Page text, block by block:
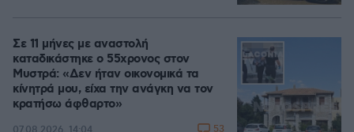
Σε 11 μήνες με αναστολή
καταδικάστηκε ο 55χρονος στον
Μυστρά: «Δεν ήταν οικονομικά τα
κίνητρά μου, είχα την ανάγκη να τον
κρατήσω άφθαρτο»
07.08.2026, 14:04 53